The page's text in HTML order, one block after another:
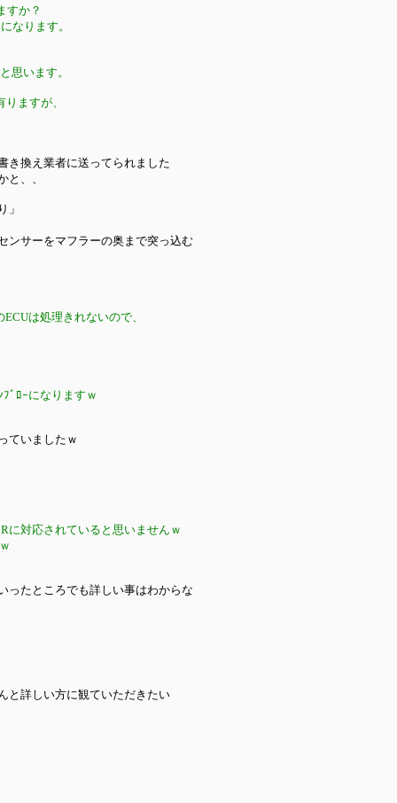
すか？
なります。
思います。
ますが、
き換え業者に送ってられました
と、、
」
ンサーをマフラーの奥まで突っ込む
は処理きれないので、
ﾞﾛｰになりますｗ
ていましたｗ
に対応されていると思いませんｗ
ったところでも詳しい事はわからな
と詳しい方に観ていただきたい